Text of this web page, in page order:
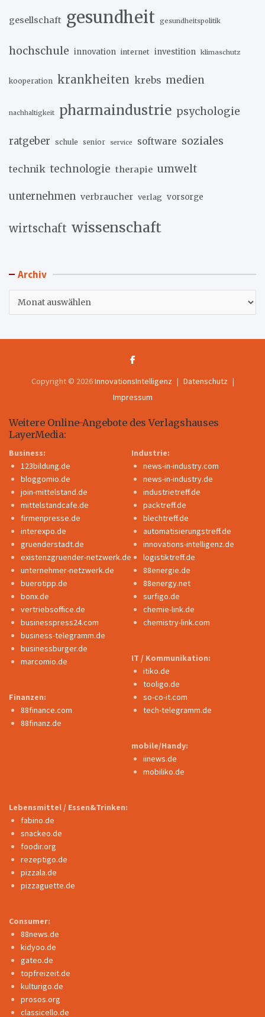
gesellschaft gesundheit gesundheitspolitik
hochschule innovation internet investition klimaschutz
kooperation krankheiten krebs medien
nachhaltigkeit pharmaindustrie psychologie
ratgeber schule senior service software soziales
technik technologie therapie umwelt
unternehmen verbraucher verlag vorsorge
wirtschaft wissenschaft
Archiv
Copyright © 2026InnovationsIntelligenz
Datenschutz
Impressum
Weitere Online-Angebote des Verlagshauses
LayerMedia:
Business:
123bildung.de
bloggomio.de
join-mittelstand.de
mittelstandcafe.de
firmenpresse.de
interexpo.de
gruenderstadt.de
existenzgruender-netzwerk.de
unternehmer-netzwerk.de
buerotipp.de
bonx.de
vertriebsoffice.de
businesspress24.com
business-telegramm.de
businessburger.de
marcomio.de
Finanzen:
88finance.com
88finanz.de
Industrie:
news-in-industry.com
news-in-industry.de
industrietreff.de
packtreff.de
blechtreff.de
automatisierungstreff.de
innovations-intelligenz.de
logistiktreff.de
88energie.de
88energy.net
surfigo.de
chemie-link.de
chemistry-link.com
IT / Kommunikation:
itiko.de
tooligo.de
so-co-it.com
tech-telegramm.de
mobile/Handy:
iinews.de
mobiliko.de
Lebensmittel / Essen&Trinken:
fabino.de
snackeo.de
foodir.org
rezeptigo.de
pizzala.de
pizzaguette.de
Consumer:
88news.de
kidyoo.de
gateo.de
topfreizeit.de
kulturigo.de
prosos.org
classicello.de